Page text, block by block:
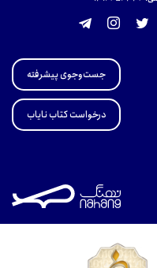
جست‌وجوی پیشرفته
درخواست کتاب نایاب